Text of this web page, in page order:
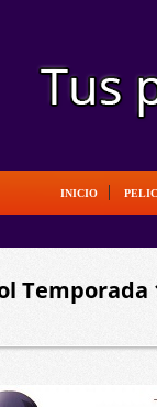
INICIO
Temporada